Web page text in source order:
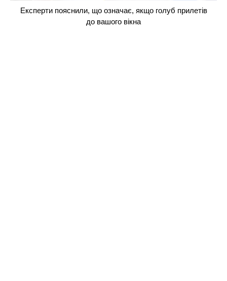
Експерти пояснили, що означає, якщо голуб прилетів
до вашого вікна